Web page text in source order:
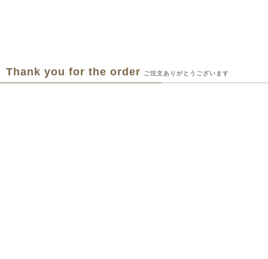
Thank you for the order ご注文ありがとうございます